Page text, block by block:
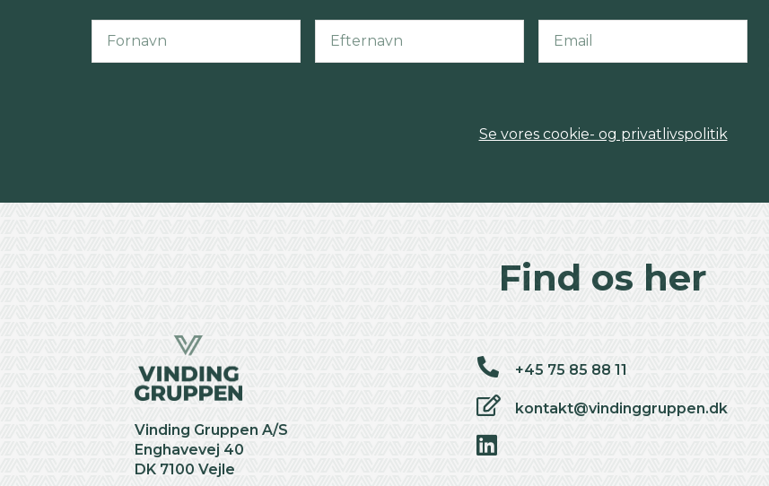
Se vores cookie- og privatlivspolitik
Find os her
Vinding Gruppen A/S
Enghavevej 40
DK 7100 Vejle
+45 75 85 88 11
kontakt@vindinggruppen.dk